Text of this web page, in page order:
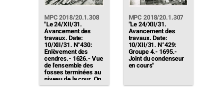
MPC 2018/20.1.308
"Le 24/XII/31.
Avancement des
travaux. Date:
10/XII/31. N°430:
Enlèvement des
cendres.- 1626.- Vue
de l'ensemble des
fosses terminées au
niveau de la cour. On
aperçoit la charpente
MPC 2018/20.1.307
"Le 24/XII/31.
Avancement des
travaux. Date:
10/XII/31. N°429:
Groupe 4.- 1695.-
Joint du condenseur
en cours"